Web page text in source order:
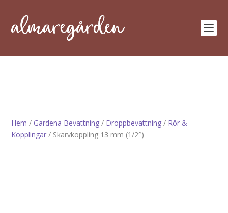
Hem / Gardena Bevattning / Droppbevattning / Rör &
Kopplingar / Skarvkoppling 13 mm (1/2″)